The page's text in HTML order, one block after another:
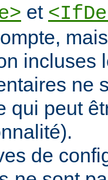
et
incluses
ne
qui peut
de